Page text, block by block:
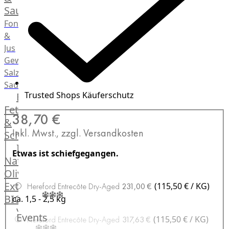
Saucen
Fonds
&
Jus
Gewürze
Salz
Saucen
Butter,
Fett
&
Schmalz
ItalianBar
Natives
Olivenöl
Extra
BIO
Veggie
Hardware
Events
Trusted Shops Käuferschutz
38,70 €
Inkl. Mwst., zzgl. Versandkosten
Etwas ist schiefgegangen.
Hereford Entrecôte Dry-Aged 231,00 € (115,50 € / KG)
ca. 1,5 - 2,5 kg
Hereford Entrecôte Dry-Aged 317,63 € (115,50 € / KG)